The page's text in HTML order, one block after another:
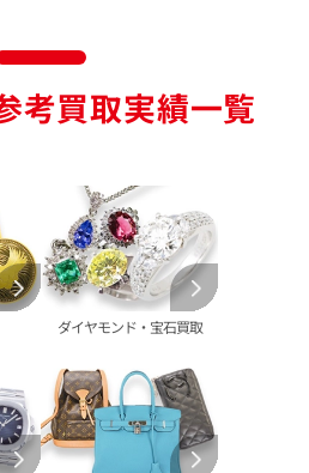
取
と見る
考買取実績一覧
ダイヤモンド・宝石買取